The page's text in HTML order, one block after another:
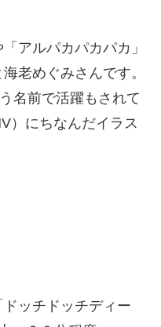
アルパカパカパカ」
老めぐみさんです。
名前で活躍もされて
）にちなんだイラス
ッチドッチディー